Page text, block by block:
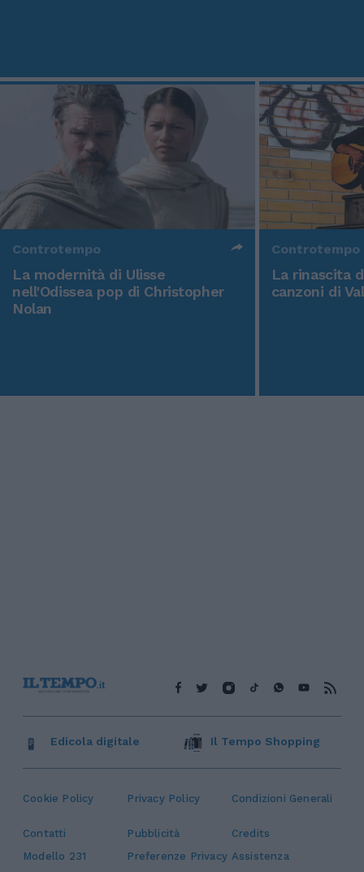
Controtempo
La modernità di Ulisse
nell'Odissea pop di Christopher
Nolan
Controtempo
La rinascita
canzoni di
Cookie Policy Privacy Policy Condizioni Generali
Contatti Pubblicità
Credits
Modello 231
Preferenze Privacy Assistenza
Edicola digitale Il Tempo Shopping